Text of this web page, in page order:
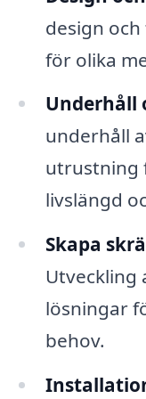
design
för olika
Underhåll
underhåll
utrustning
livslängd
Skapa
Utveckling
lösningar
behov.